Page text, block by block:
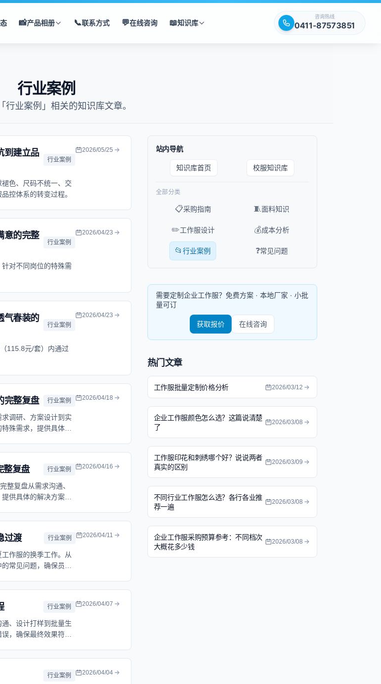
📸产品相册 📞联系方式 💬在线咨询 📖知识库
咨询热线
0411-87573851
行业案例
行业案例」相关的知识库文章。
到建立品
行业案例
色、尺码不统一、交
控体系的转变过程。
2026/05/25
意的完整
行业案例
对不同岗位的特殊需
2026/04/23
气春装的
行业案例
115.8元/套）内通过
2026/04/23
完整复盘 行业案例
调研、方案设计到实
殊需求，提供具体的
2026/04/18
整复盘 行业案例
整复盘从需求沟通、
供具体的解决方案和
2026/04/16
过渡 行业案例
作服的换季工作。从
常见问题，确保员工
2026/04/11
行业案例
、设计打样到批量生
，确保最终效果符合
2026/04/07
行业案例 2026/04/04
站内导航
知识库首页 校服知识库
全部分类
📋采购指南 🧵面料知识
✏️工作服设计 💰成本分析
📂行业案例 ❓常见问题
需要定制企业工作服？免费方案 · 本地厂家 · 小批
量可订
获取报价 在线咨询
热门文章
工作服批量定制价格分析 2026/03/12
企业工作服颜色怎么选？这篇说清楚
了
2026/03/08
工作服印花和刺绣哪个好？说说两者
真实的区别
2026/03/09
不同行业工作服怎么选？各行各业推
荐一遍
2026/03/08
企业工作服采购预算参考：不同档次
大概花多少钱
2026/03/08